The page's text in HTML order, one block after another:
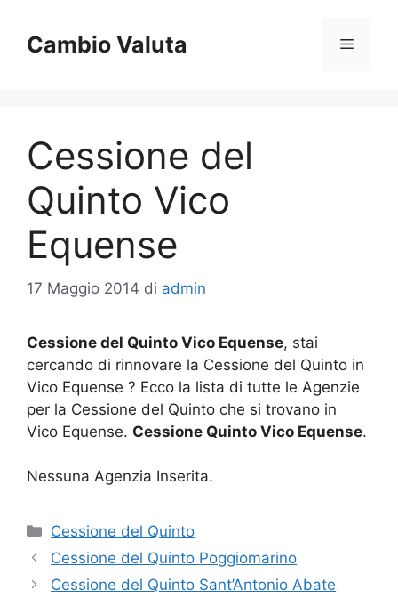
contenuto
Cambio Valuta Menu
Cessione del
Quinto Vico
Equense
17 Maggio 2014 di admin
Cessione del Quinto Vico Equense, stai
cercando di rinnovare la Cessione del Quinto in
Vico Equense ? Ecco la lista di tutte le Agenzie
per la Cessione del Quinto che si trovano in
Vico Equense. Cessione Quinto Vico Equense.
Nessuna Agenzia Inserita.
Categorie
Cessione del Quinto
Cessione del Quinto Poggiomarino
Cessione del Quinto Sant’Antonio Abate